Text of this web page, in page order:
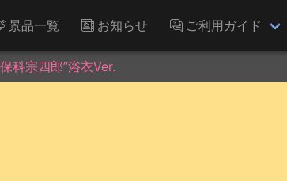
景品一覧 お知らせ ご利用ガイド
科宗四郎”浴衣Ver.